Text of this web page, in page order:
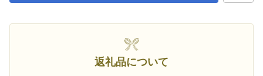
返礼品について